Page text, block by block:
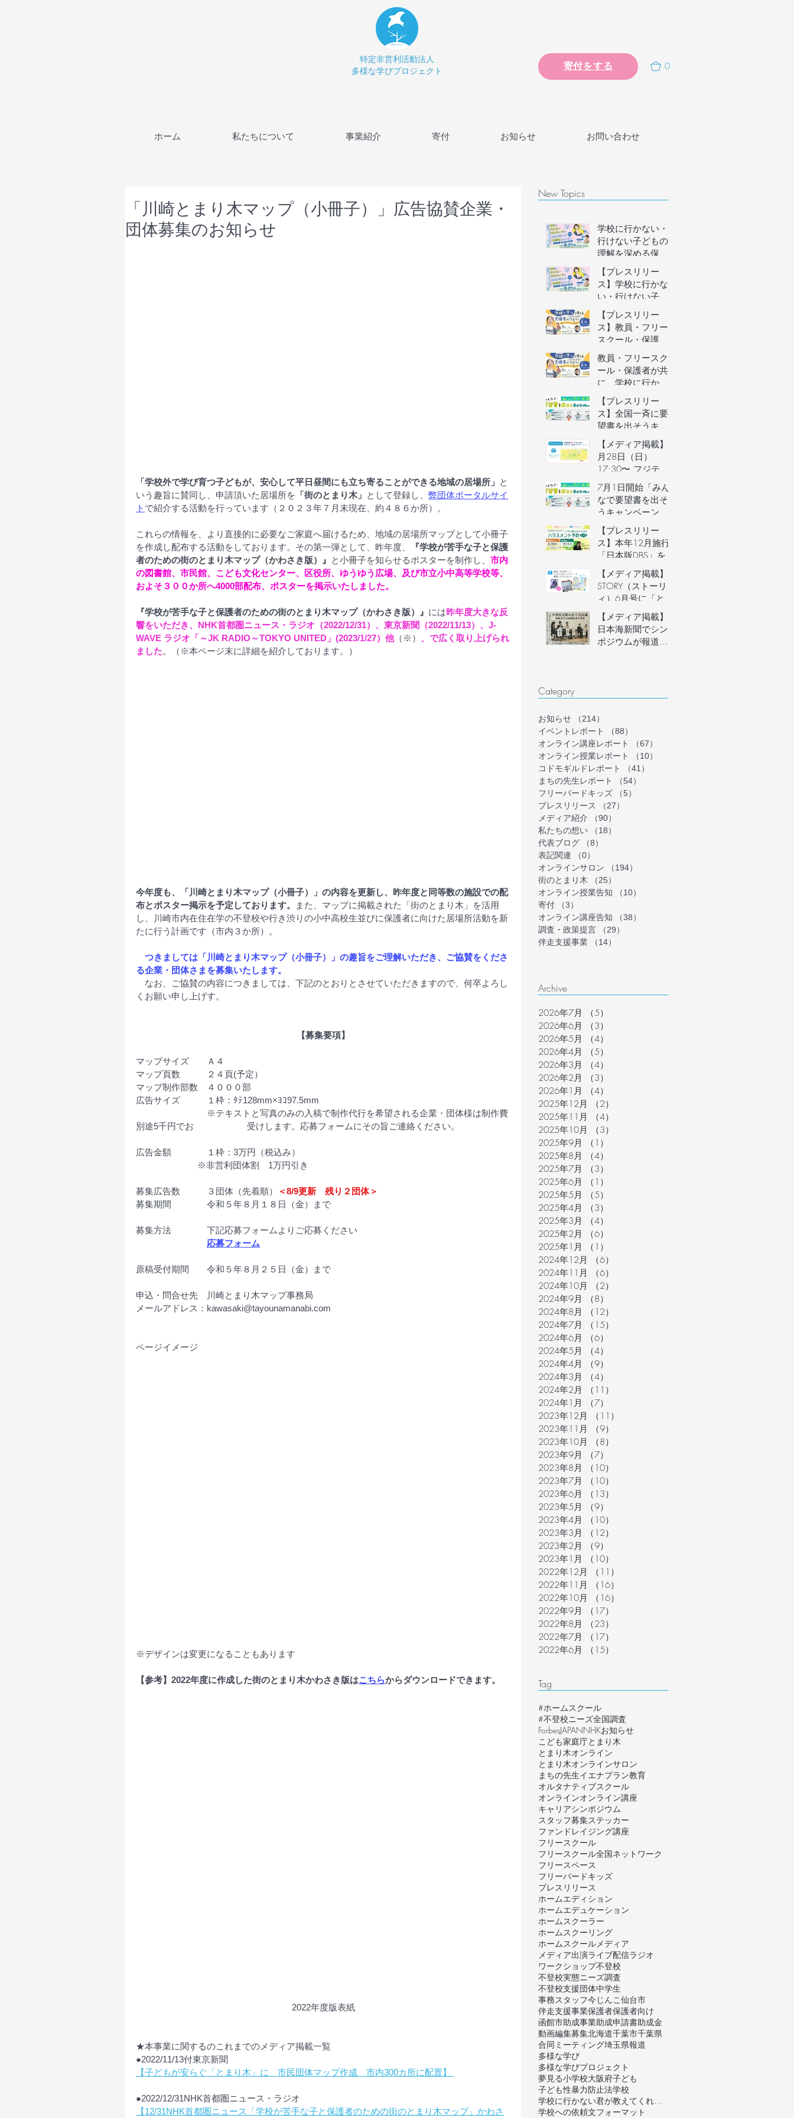
特定非営利活動法人
多様な学びプロジェクト
寄付をする 0
ホーム 私たちについて 事業紹介 寄付 お知らせ お問い合わせ
「川崎とまり木マップ（小冊子）」広告協賛企業・
団体募集のお知らせ
「学校外で学び育つ子どもが、安心して平日昼間にも立ち寄ることができる地域の居場所」 と
いう趣旨に賛同し、申請頂いた居場所を 「街のとまり木」 として登録し、 弊団体ポータルサイ
ト で紹介する活動を行っています（２０２３年７月末現在、約４８６か所）。
これらの情報を、より直接的に必要なご家庭へ届けるため、地域の居場所マップとして小冊子
を作成し配布する活動をしております。その第一弾として、昨年度、
『学校が苦手な子と保護
者のための街のとまり木マップ（かわさき版）』 と小冊子を知らせるポスターを制作し、 市内
の図書館、市民館、こども文化センター、区役所、ゆうゆう広場、及び市立小中高等学校等、
およそ３００か所へ4000部配布、ポスターを掲示いたしました。
『学校が苦手な子と保護者のための街のとまり木マップ（かわさき版）』 には昨年度大きな反
響をいただき、NHK首都圏ニュース・ラジオ（2022/12/31）、東京新聞（2022/11/13）、J-
WAVE ラジオ「～JK RADIO～TOKYO UNITED」(2023/1/27）他（※） 、で広く取り上げられ
ました。（ ※本ページ末に詳細を紹介しております。）
今年度も、「川崎とまり木マップ（小冊子）」の内容を更新し、昨年度と同等数の施設での配
布とポスター掲示を予定しております。
また、マップに掲載された「街のとまり木」を活用
し、川崎市内在住在学の不登校や行き渋りの小中高校生並びに保護者に向けた居場所活動を新
たに行う計画です（市内３か所）。
つきましては「川崎とまり木マップ（小冊子）」の趣旨をご理解いただき、ご協賛をくださ
る企業・団体さまを募集いたします。
なお、ご協賛の内容につきましては、下記のとおりとさせていただきますので、何卒よろし
くお願い申し上げす。
【募集要項】
マップサイズ　	Ａ４
マップ頁数		２４頁(予定）
マップ制作部数	４０００部
広告サイズ		１枠：ﾀﾃ128mm×ﾖｺ97.5mm
※テキストと写真のみの入稿で制作代行を希望される企業・団体様は制作費
別途5千円でお　　　　　　受けします。応募フォームにその旨ご連絡ください。
広告金額		１枠：3万円（税込み）
	                ※非営利団体割　1万円引き
募集広告数		３団体（先着順）
＜8/9更新　残り２団体＞
募集期間		令和５年８月１８日（金）まで
募集方法　　　　下記応募フォームよりご応募ください
応募フォーム
原稿受付期間	令和５年８月２５日（金）まで
申込・問合せ先	川崎とまり木マップ事務局
メールアドレス：kawasaki@tayounamanabi.com
ページイメージ
※デザインは変更になることもあります
【参考】2022年度に作成した街のとまり木かわさき版はこちらからダウンロードできます。
2022年度版表紙
★本事業に関するのこれまでのメディア掲載一覧
●2022/11/13付東京新聞
【子どもが安らぐ「とまり木」に　市民団体マップ作成　市内300カ所に配置】
●2022/12/31NHK首都圏ニュース・ラジオ
【12/31NHK首都圏ニュース「学校が苦手な子と保護者のための街のとまり木マップ」かわさ
New Topics
学校に行かない・
行けない子どもの
理解を深める保護
者向けオンライン
イベントの参加者
を募集します（長
【プレスリリー
ス】学校に行かな
い・行けない子ど
もの理解を深める
保護者向けオンラ
インイベントを開
【プレスリリー
ス】教員・フリー
スクール・保護者
が共に、学校に行
かない・行けない
子どもの気持ちを
ンイベントを開催
教員・フリースク
ール・保護者が共
に、学校に行かな
い・行けない子ど
もの気持ちを理解
するオンラインイ
募集します（長野
県主催）
【プレスリリー
ス】全国一斉に要
望書を出そうキャ
ンペーン／自治体
予算要望支援AIの
利用権つき！／不
制度づくりへ
【メディア掲載】6
月28日（日）
17:30〜 フジテレ
ビ「イット！」で
街のとまり木が紹
介されました！
7月1日開始「みん
なで要望書を出そ
うキャンペーン」
のご案内&7月3日
説明会開催
【プレスリリー
ス】本年12月施行
「日本版DBS」を見
据え、フリースク
ール運営者など子
どもに関わる大人
メント予防講座」
を6月20日(土)にオ
ンライン開催。フ
【メディア掲載】
STORY（ストーリ
ィ）6月号に「とま
り木オンライン」
を掲載いただきま
した！
【メディア掲載】
日本海新聞でシン
ポジウムが報道さ
Category
お知らせ （214）
イベントレポート
（88）
オンライン講座レポート
（67）
オンライン授業レポート
（10）
コドモギルドレポート
（41）
まちの先生レポート
（54）
フリーバードキッズ
（5）
プレスリリース
（27）
メディア紹介
（90）
私たちの想い
（18）
代表ブログ
（8）
表記関連
（0）
オンラインサロン
（194）
街のとまり木
（25）
オンライン授業告知
（10）
寄付
（3）
オンライン講座告知
（38）
調査・政策提言
（29）
伴走支援事業
（14）
Archive
2026年7月 （5）
2026年6月
（3）
2026年5月
（4）
2026年4月
（5）
2026年3月
（4）
2026年2月
（3）
2026年1月
（4）
2025年12月
（2）
2025年11月
（4）
2025年10月
（3）
2025年9月
（1）
2025年8月
（4）
2025年7月
（3）
2025年6月
（1）
2025年5月
（5）
2025年4月
（3）
2025年3月
（4）
2025年2月
（6）
2025年1月
（1）
2024年12月
（6）
2024年11月
（6）
2024年10月
（2）
2024年9月
（8）
2024年8月
（12）
2024年7月
（15）
2024年6月
（6）
2024年5月
（4）
2024年4月
（9）
2024年3月
（4）
2024年2月
（11）
2024年1月
（7）
2023年12月
（11）
2023年11月
（9）
2023年10月
（8）
2023年9月
（7）
2023年8月
（10）
2023年7月
（10）
2023年6月
（13）
2023年5月
（9）
2023年4月
（10）
2023年3月
（12）
2023年2月
（9）
2023年1月
（10）
2022年12月
（11）
2022年11月
（16）
2022年10月
（16）
2022年9月
（17）
2022年8月
（23）
2022年7月
（17）
2022年6月
（15）
Tag
#ホームスクール
#不登校ニーズ全国調査
ForbesJAPANNHKお知らせ
こども家庭庁とまり木
とまり木オンライン
とまり木オンラインサロン
まちの先生イエナプラン教育
オルタナティブスクール
オンラインオンライン講座
キャリアシンポジウム
スタッフ募集ステッカー
ファンドレイジング講座
フリースクール
フリースクール全国ネットワーク
フリースペース
フリーバードキッズ
プレスリリース
ホームエディション
ホームエデュケーション
ホームスクーラー
ホームスクーリング
ホームスクールメディア
メディア出演ライブ配信ラジオ
ワークショップ不登校
不登校実態ニーズ調査
不登校支援団体中学生
事務スタッフ今じんこ仙台市
伴走支援事業保護者保護者向け
函館市助成事業助成申請書助成金
動画編集募集北海道千葉市千葉県
合同ミーティング埼玉県報道
多様な学び
多様な学びプロジェクト
夢見る小学校大阪府子ども
子ども性暴力防止法学校
学校に行かない君が教えてくれたこと
学校への依頼文フォーマット